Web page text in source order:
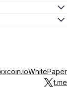
WhitePaper
t.me